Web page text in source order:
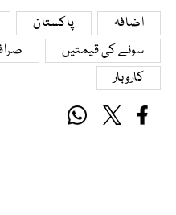
اضافہ پاکستان
سونے کی قیمتیں
کاروبار